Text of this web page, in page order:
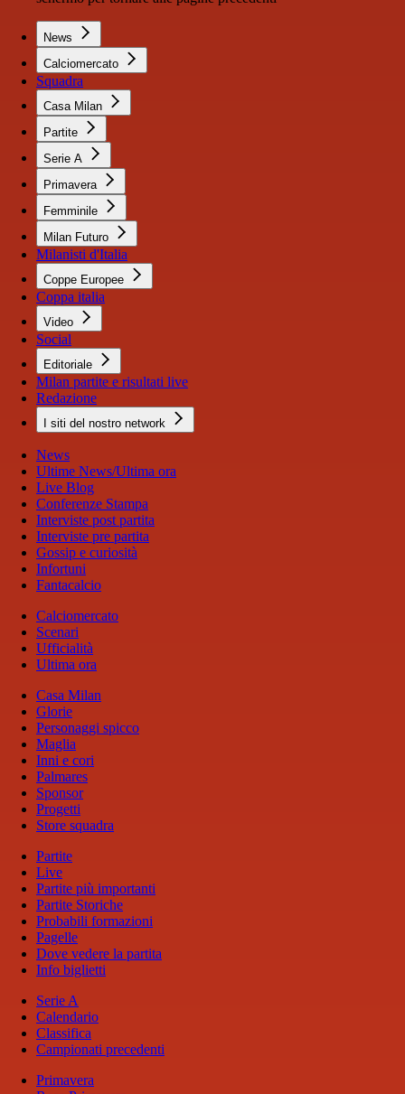
News
Calciomercato
Squadra
Casa Milan
Partite
Serie A
Primavera
Femminile
Milan Futuro
Milanisti d'Italia
Coppe Europee
Coppa italia
Video
Social
Editoriale
Milan partite e risultati live
Redazione
I siti del nostro network
News
Ultime News/Ultima ora
Live Blog
Conferenze Stampa
Interviste post partita
Interviste pre partita
Gossip e curiosità
Infortuni
Fantacalcio
Calciomercato
Scenari
Ufficialità
Ultima ora
Casa Milan
Glorie
Personaggi spicco
Maglia
Inni e cori
Palmares
Sponsor
Progetti
Store squadra
Partite
Live
Partite più importanti
Partite Storiche
Probabili formazioni
Pagelle
Dove vedere la partita
Info biglietti
Serie A
Calendario
Classifica
Campionati precedenti
Primavera